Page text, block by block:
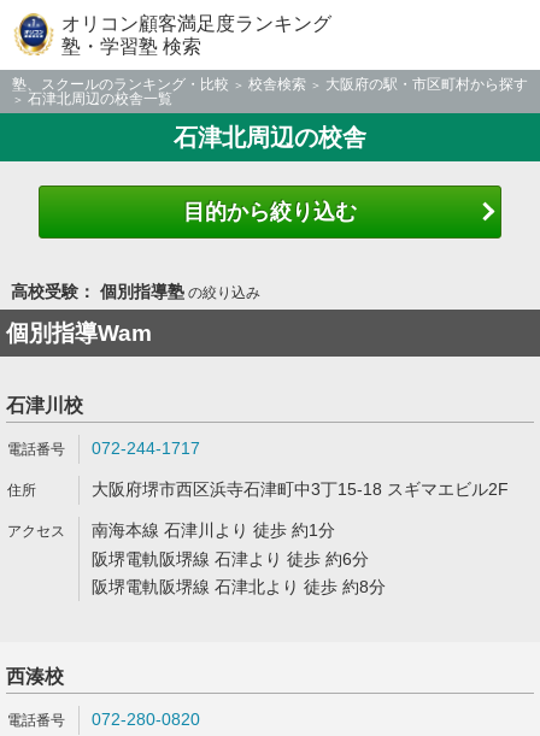
オリコン顧客満足度ランキング
塾・学習塾 検索
塾、スクールのランキング・比較 校舎検索
大阪府の駅・市区町村から探す
石津北周辺の校舎一覧
石津北周辺の校舎
目的から絞り込む
高校受験： 個別指導塾の絞り込み
個別指導Wam
石津川校
072-244-1717
大阪府堺市西区浜寺石津町中3丁15-18 スギマエビル2F
南海本線 石津川より 徒歩 約1分
阪堺電軌阪堺線 石津より 徒歩 約6分
阪堺電軌阪堺線 石津北より 徒歩 約8分
西湊校
072-280-0820